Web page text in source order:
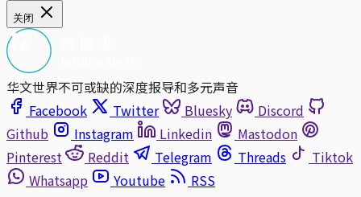
关闭
华文世界不可或缺的深度报导和多元声音
Facebook
Twitter Bluesky
Discord
Github
Instagram Linkedin
Mastodon
Pinterest
Reddit Telegram Threads
Tiktok
Whatsapp
Youtube
RSS